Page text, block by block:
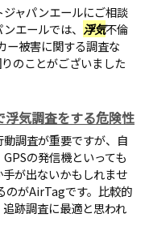
ャパンエールにご相談
エールでは、 浮気不倫
ー被害に関する調査な
のことがございました
気調査をする危険性
調査が重要ですが、自
の発信機といっても
が出ないかもしれませ
のがAirTagです。比較的
跡調査に最適と思われ